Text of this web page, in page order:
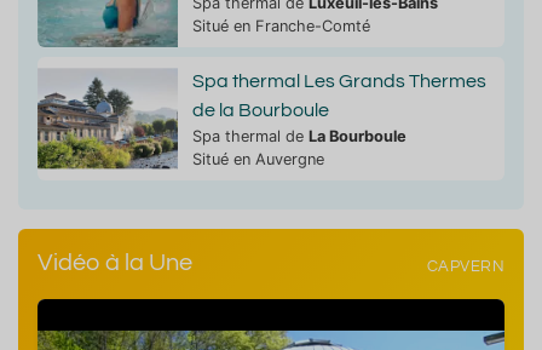
Situé en Franche-Comté
Spa thermal Les Grands Thermes
de la Bourboule
Spa thermal de La Bourboule
Situé en Auvergne
Vidéo à la Une CAPVERN